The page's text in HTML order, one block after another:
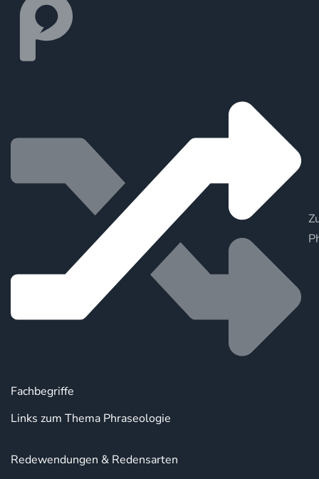
Fachbegriffe
Links zum Thema Phraseologie
Redewendungen & Redensarten